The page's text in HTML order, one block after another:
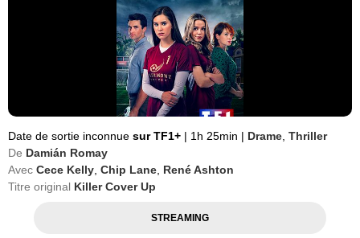
Date de sortie inconnue sur TF1+ | 1h 25min | Drame Thriller
De Damián Romay
Avec Cece Kelly Chip Lane René Ashton
Titre original Killer Cover Up
STREAMING